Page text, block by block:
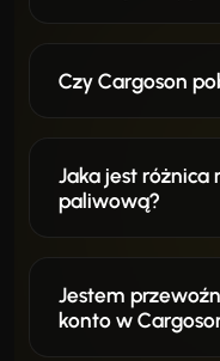
Czy Cargoson
Jaka jest różnica
paliwową?
Jestem
konto w